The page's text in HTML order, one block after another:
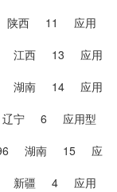
陕西 11 应用
江西 13 应用
湖南 14 应用
辽宁 6 应用型
湖南 15 应
新疆 4 应用